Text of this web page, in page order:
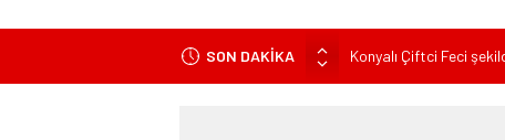
SON DAKİKA
Konyalı Çiftci Feci
Konya’da araçta